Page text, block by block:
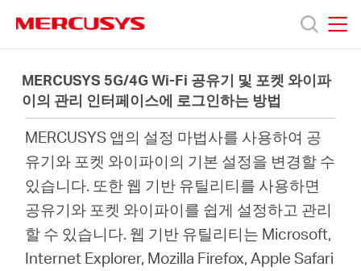
navigation
MERCUSYS 5G/4G Wi-Fi 공유기 및 포켓 와이파
이의 관리 인터페이스에 로그인하는 방법
MERCUSYS 앱의 설정 마법사를 사용하여 공
유기와 포켓 와이파이의 기본 설정을 변경할 수
있습니다. 또한 웹 기반 유틸리티를 사용하면
공유기와 포켓 와이파이를 쉽게 설정하고 관리
할 수 있습니다. 웹 기반 유틸리티는 Microsoft,
Internet Explorer, Mozilla Firefox, Apple Safari